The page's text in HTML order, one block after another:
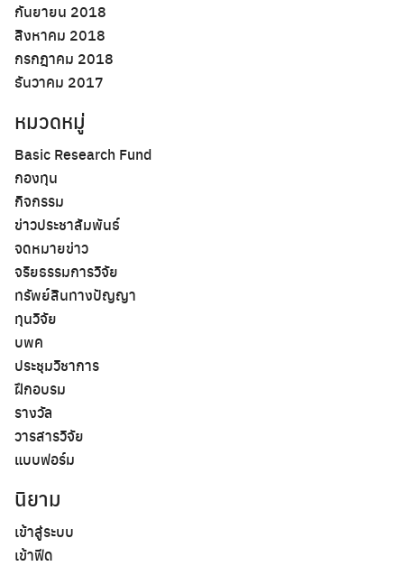
Search
for:
กันยายน 2018
สิงหาคม 2018
กรกฎาคม 2018
ธันวาคม 2017
หมวดหมู่
Basic Research Fund
กองทุน
กิจกรรม
ข่าวประชาสัมพันธ์
จดหมายข่าว
จริยธรรมการวิจัย
ทรัพย์สินทางปัญญา
ทุนวิจัย
บพค
ประชุมวิชาการ
ฝึกอบรม
รางวัล
วารสารวิจัย
แบบฟอร์ม
นิยาม
เข้าสู่ระบบ
เข้าฟีด